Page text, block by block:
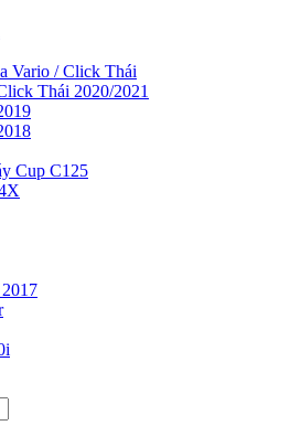
Vario / Click Thái
Thái 2020/2021
Cup C125